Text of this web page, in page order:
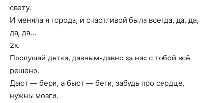
свету.
И меняла я города, и счастливой была всегда, да, да,
да, да…
2к.
Послушай детка, давным-давно за нас с тобой всё
решено.
Дают — бери, а бьют — беги, забудь про сердце,
нужны мозги.